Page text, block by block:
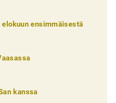
ensimmäisestä
kanssa